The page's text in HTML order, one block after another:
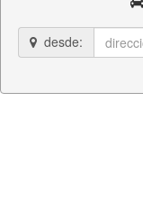
desde: